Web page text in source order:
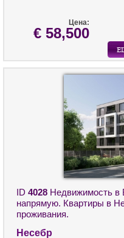
Цена:
€ 58,500
ID 4028 Недвижимость в
напрямую. Квартиры в
проживания.
Несебр